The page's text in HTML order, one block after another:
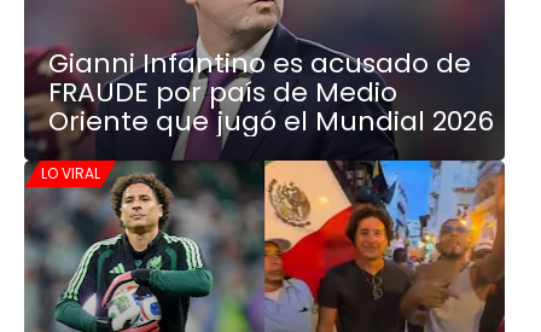
Gianni Infantino es acusado de
FRAUDE por país de Medio
Oriente que jugó el Mundial 2026
LO VIRAL